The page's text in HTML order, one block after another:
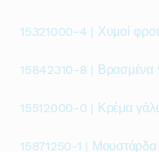
15321000-4 | Χυμοί
15842310-8 | Βρασμένα
15512000-0 | Κρέμα
15871250-1 | Μουστάρδα